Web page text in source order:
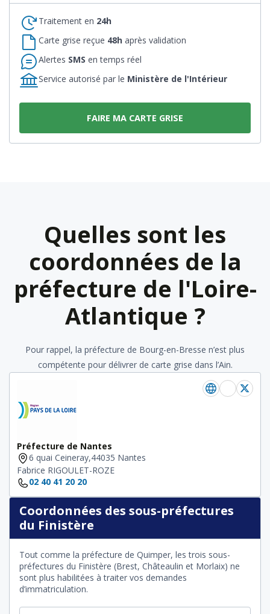
Traitement en 24h
Carte grise reçue 48h après validation
Alertes SMS en temps réel
Service autorisé par le Ministère de l'Intérieur
FAIRE MA CARTE GRISE
Quelles sont les
coordonnées de la
préfecture de l'Loire-
Atlantique ?
Pour rappel, la préfecture de Bourg-en-Bresse n’est plus
compétente pour délivrer de carte grise dans l’Ain.
Préfecture de Nantes
6 quai Ceineray,44035 Nantes
Fabrice RIGOULET-ROZE
02 40 41 20 20
Coordonnées des sous-préfectures
du Finistère
Tout comme la préfecture de Quimper, les trois sous-
préfectures du Finistère (Brest, Châteaulin et Morlaix) ne
sont plus habilitées à traiter vos demandes
d’immatriculation.